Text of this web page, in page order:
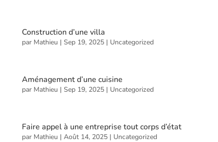
Construction d’une villa
par Mathieu | Sep 19, 2025| Uncategorized
Aménagement d’une cuisine
par Mathieu | Sep 19, 2025| Uncategorized
Faire appel à une entreprise tout corps d’état
par Mathieu | Août 14, 2025| Uncategorized